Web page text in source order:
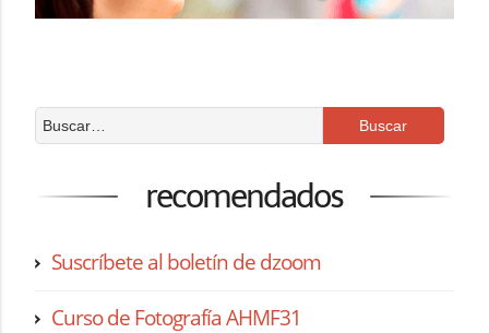
recomendados
Suscríbete al boletín de dzoom
Curso de Fotografía AHMF31